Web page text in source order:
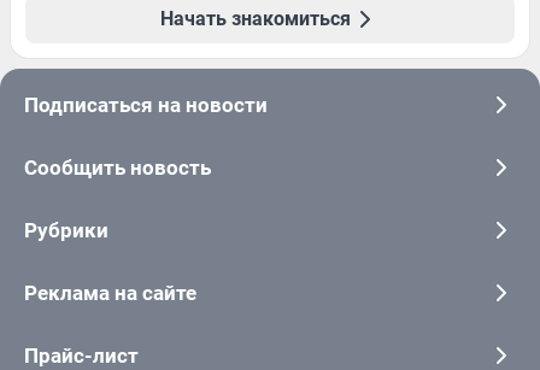
Начать знакомиться
Подписаться на новости
Сообщить новость
Рубрики
Реклама на сайте
Прайс-лист